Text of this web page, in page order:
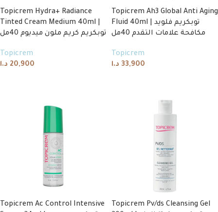
Topicrem Hydra+ Radiance
Tinted Cream Medium 40ml |
توبكريم كريم ملون ميديوم 40مل
Topicrem
20,900 د.ا
Topicrem Ah3 Global Anti Aging
Fluid 40ml | توبكريم فلويد
مكافحة علامات التقدم 40مل
Topicrem
33,900 د.ا
Topicrem Ac Control Intensive
Topicrem Pv/ds Cleansing Gel